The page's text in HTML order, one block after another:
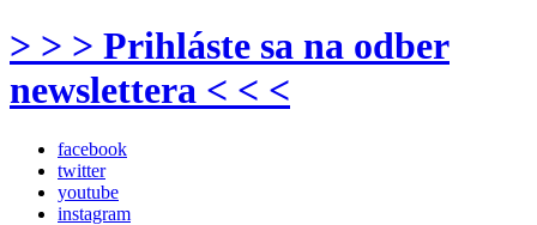
> > > Prihláste sa na odber
newslettera < < <
facebook
twitter
youtube
instagram